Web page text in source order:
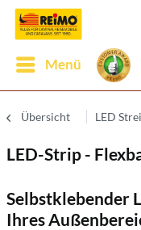
Menü
Übersicht LED
LED-Strip -
Selbstklebender
Ihres